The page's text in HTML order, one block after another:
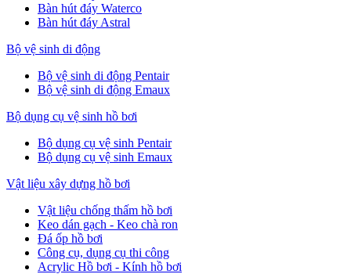
Bàn hút đáy Waterco
Bàn hút đáy Astral
Bộ vệ sinh di động
Bộ vệ sinh di động Pentair
Bộ vệ sinh di động Emaux
Bộ dụng cụ vệ sinh hồ bơi
Bộ dụng cụ vệ sinh Pentair
Bộ dụng cụ vệ sinh Emaux
Vật liệu xây dựng hồ bơi
Vật liệu chống thấm hồ bơi
Keo dán gạch - Keo chà ron
Đá ốp hồ bơi
Công cụ, dụng cụ thi công
Acrylic Hồ bơi - Kính hồ bơi